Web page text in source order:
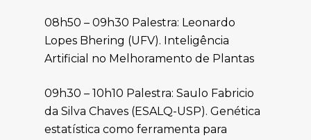
08h50 – 09h30 Palestra: Leonardo
Lopes Bhering (UFV). Inteligência
Artificial no Melhoramento de Plantas
09h30 – 10h10 Palestra: Saulo Fabricio
da Silva Chaves (ESALQ-USP). Genética
estatística como ferramenta para